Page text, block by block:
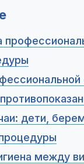
дети,
между